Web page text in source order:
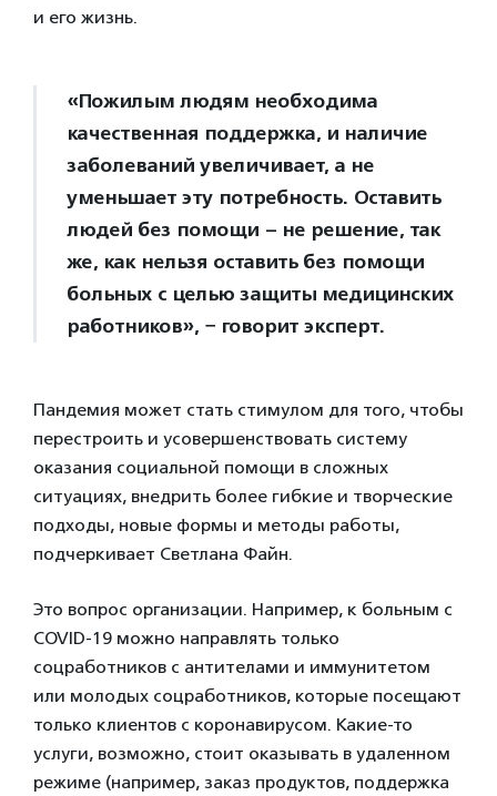
и его жизнь.
«Пожилым людям необходима
качественная поддержка, и наличие
заболеваний увеличивает, а не
уменьшает эту потребность. Оставить
людей без помощи – не решение, так
же, как нельзя оставить без помощи
больных с целью защиты медицинских
работников», − говорит эксперт.
Пандемия может стать стимулом для того, чтобы
перестроить и усовершенствовать систему
оказания социальной помощи в сложных
ситуациях, внедрить более гибкие и творческие
подходы, новые формы и методы работы,
подчеркивает Светлана Файн.
Это вопрос организации. Например, к больным с
COVID-19 можно направлять только
соцработников с антителами и иммунитетом
или молодых соцработников, которые посещают
только клиентов с коронавирусом. Какие-то
услуги, возможно, стоит оказывать в удаленном
режиме (например, заказ продуктов, поддержка